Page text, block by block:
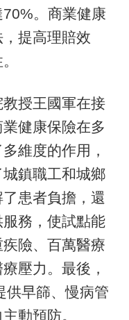
。商業健康
提高理賠效
授王國軍在接
健康保險在多
維度的作用，
鎮職工和城鄉
患者負擔，還
務，使試點能
險、百萬醫療
壓力。最後，
供早篩、慢病管
動預防。